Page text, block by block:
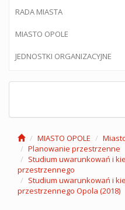
RADA MIASTA
MIASTO OPOLE
JEDNOSTKI ORGANIZACYJNE
MIASTO OPOLE
Planowanie przestrzenne
Studium uwarunkowań i
przestrzennego
Studium uwarunkowań i
przestrzennego Opola (2018)